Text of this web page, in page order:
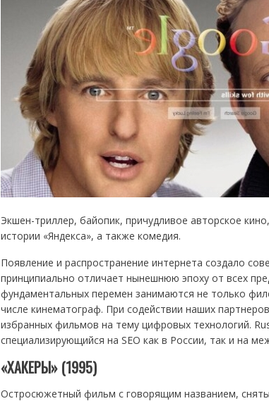
Экшен-триллер, байопик, причудливое авторское
истории «Яндекса», а также комедия.
Появление и распространение интернета создало
принципиально отличает нынешнюю эпоху от всех
фундаментальных перемен занимаются не только
числе кинематограф. При содействии наших
избранных фильмов на тему цифровых технологий.
специализирующийся на SEO как в России, так и на
«ХАКЕРЫ» (1995)
Остросюжетный фильм с говорящим названием,